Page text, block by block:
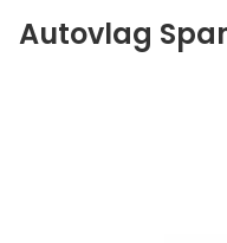
Autovlag